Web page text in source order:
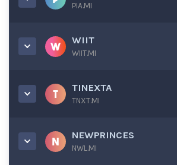
PIA.MI
WIIT
WIIT.MI
TINEXTA
TNXT.MI
NEWPRINCES
NWL.MI